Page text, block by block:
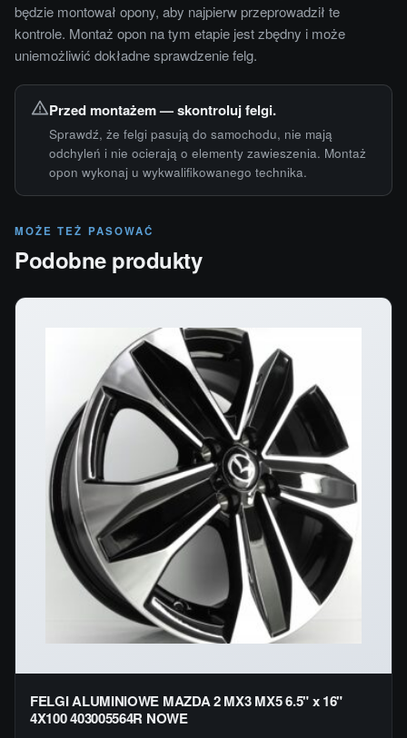
będzie montował opony, aby najpierw przeprowadził te
kontrole. Montaż opon na tym etapie jest zbędny i może
uniemożliwić dokładne sprawdzenie felg.
Przed montażem — skontroluj felgi.
Sprawdź, że felgi pasują do samochodu, nie mają
odchyleń i nie ocierają o elementy zawieszenia. Montaż
opon wykonaj u wykwalifikowanego technika.
MOŻE TEŻ PASOWAĆ
Podobne produkty
FELGI ALUMINIOWE MAZDA 2 MX3 MX5 6.5" x 16"
4X100 403005564R NOWE